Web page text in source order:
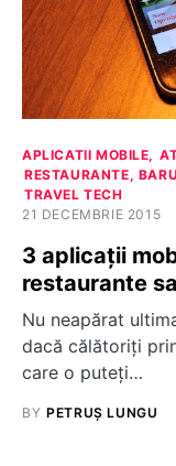
APLICATII MOBILE
RESTAURANTE,
TRAVEL TECH
21 DECEMBRIE 2015
3 aplicații
restaurante
Nu neapărat
dacă călătoriți
care o puteți…
BY PETRUȘ LUNGU